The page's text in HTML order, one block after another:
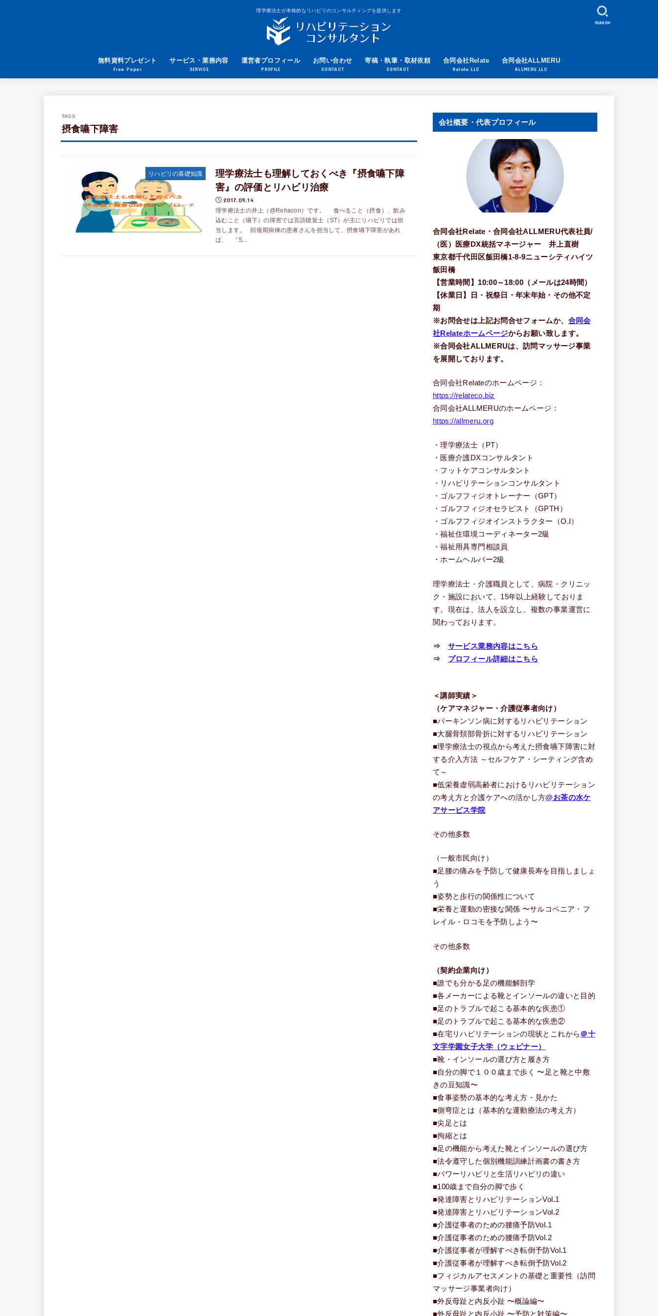
理学療法士が本格的なリハビリのコンサルティングを提供します
無料資料プレゼント
Free Paper
サービス・業務内容
SERVICE
運営者プロフィール
PROFILE
お問い合わせ
CONTACT
寄稿・執筆・取材依頼
CONTACT
合同会社Relate
Relate.LLC
合同会社ALLMERU
ALLMERU.LLC
SEARCH
摂食嚥下障害
リハビリの基礎知識
理学療法士も理解しておくべき『摂食嚥下障
害』の評価とリハビリ治療
2017.09.14
理学療法士の井上（@Rehacon）です。 食べること（摂食）、飲み
込むこと（嚥下）の障害では言語聴覚士（ST）が主にリハビリでは担
当します。 回復期病棟の患者さんを担当して、摂食嚥下障害があれ
ば、 「S...
会社概要・代表プロフィール
合同会社Relate・合同会社ALLMERU代表社員/
（医）医療DX統括マネージャー 井上直樹
東京都千代田区飯田橋1-8-9ニューシティハイツ
飯田橋
【営業時間】10:00～18:00（メールは24時間）
【休業日】日・祝祭日・年末年始・その他不定
期
※お問合せは上記お問合せフォームか、 合同会
社Relateホームページからお願い致します。
※合同会社ALLMERUは、訪問マッサージ事業
を展開しております。
合同会社Relateのホームページ：
https://relateco.biz
合同会社ALLMERUのホームページ：
https://allmeru.org
・理学療法士（PT）
・医療介護DXコンサルタント
・フットケアコンサルタント
・リハビリテーションコンサルタント
・ゴルフフィジオトレーナー（GPT）
・ゴルフフィジオセラピスト（GPTH）
・ゴルフフィジオインストラクター（O.I）
・福祉住環境コーディネーター2級
・福祉用具専門相談員
・ホームヘルパー2級
理学療法士・介護職員として、病院・クリニッ
ク・施設において、15年以上経験しておりま
す。現在は、法人を設立し、複数の事業運営に
関わっております。
⇒ サービス業務内容はこちら
⇒ プロフィール詳細はこちら
＜講師実績＞
（ケアマネジャー・介護従事者向け）
■パーキンソン病に対するリハビリテーション
■大腿骨頚部骨折に対するリハビリテーション
■理学療法士の視点から考えた摂食嚥下障害に対
する介入方法 ～セルフケア・シーティング含め
て～
■低栄養虚弱高齢者におけるリハビリテーション
の考え方と介護ケアへの活かし方@お茶の水ケ
アサービス学院
その他多数
（一般市民向け）
■足腰の痛みを予防して健康長寿を目指しましょ
う
■姿勢と歩行の関係性について
■栄養と運動の密接な関係 〜サルコペニア・フ
レイル・ロコモを予防しよう〜
その他多数
（契約企業向け）
■誰でも分かる足の機能解剖学
■各メーカーによる靴とインソールの違いと目的
■足のトラブルで起こる基本的な疾患①
■足のトラブルで起こる基本的な疾患②
■在宅リハビリテーションの現状とこれから ＠十
文字学園女子大学（ウェビナー）
■靴・インソールの選び方と履き方
■自分の脚で１００歳まで歩く 〜足と靴と中敷
きの豆知識〜
■食事姿勢の基本的な考え方・見かた
■側弯症とは（基本的な運動療法の考え方）
■尖足とは
■拘縮とは
■足の機能から考えた靴とインソールの選び方
■法令遵守した個別機能訓練計画書の書き方
■パワーリハビリと生活リハビリの違い
■100歳まで自分の脚で歩く
■発達障害とリハビリテーションVol.1
■発達障害とリハビリテーションVol.2
■介護従事者のための腰痛予防Vol.1
■介護従事者のための腰痛予防Vol.2
■介護従事者が理解すべき転倒予防Vol.1
■介護従事者が理解すべき転倒予防Vol.2
■フィジカルアセスメントの基礎と重要性（訪問
マッサージ事業者向け）
■外反母趾と内反小趾 〜概論編〜
■外反母趾と内反小趾 〜予防と対策編〜